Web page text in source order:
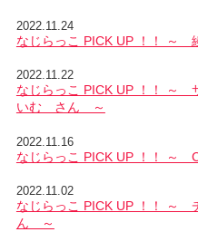
2022.11.24
なじらっこ PICK UP ！！
2022.11.22
なじらっこ PICK UP ！！ ～
いむ さん ～
2022.11.16
なじらっこ PICK UP ！！ ～
2022.11.02
なじらっこ PICK UP ！！ ～
ん ～